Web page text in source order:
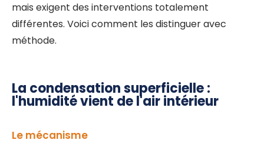
mais exigent des interventions totalement
différentes. Voici comment les distinguer avec
méthode.
La condensation superficielle :
l'humidité vient de l'air intérieur
Le mécanisme